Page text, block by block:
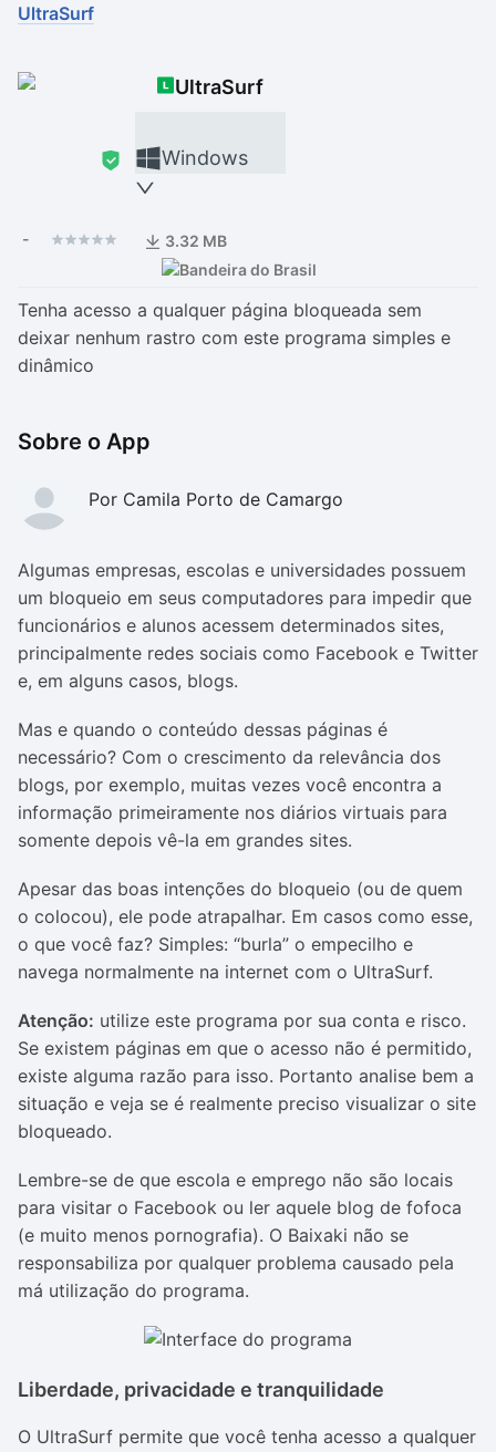
UltraSurf
UltraSurf
Windows
- 3.32 MB
Tenha acesso a qualquer página bloqueada sem
deixar nenhum rastro com este programa simples e
dinâmico
Sobre o App
Por Camila Porto de Camargo
Algumas empresas, escolas e universidades possuem
um bloqueio em seus computadores para impedir que
funcionários e alunos acessem determinados sites,
principalmente redes sociais como Facebook e Twitter
e, em alguns casos, blogs.
Mas e quando o conteúdo dessas páginas é
necessário? Com o crescimento da relevância dos
blogs, por exemplo, muitas vezes você encontra a
informação primeiramente nos diários virtuais para
somente depois vê-la em grandes sites.
Apesar das boas intenções do bloqueio (ou de quem
o colocou), ele pode atrapalhar. Em casos como esse,
o que você faz? Simples: “burla” o empecilho e
navega normalmente na internet com o UltraSurf.
Atenção: utilize este programa por sua conta e risco.
Se existem páginas em que o acesso não é permitido,
existe alguma razão para isso. Portanto analise bem a
situação e veja se é realmente preciso visualizar o site
bloqueado.
Lembre-se de que escola e emprego não são locais
para visitar o Facebook ou ler aquele blog de fofoca
(e muito menos pornografia). O Baixaki não se
responsabiliza por qualquer problema causado pela
má utilização do programa.
Liberdade, privacidade e tranquilidade
O UltraSurf permite que você tenha acesso a qualquer